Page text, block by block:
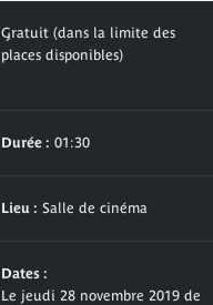
Gratuit (dans la limite des
places disponibles)
Durée : 01:30
Lieu : Salle de cinéma
Dates :
Le jeudi 28 novembre 2019 de